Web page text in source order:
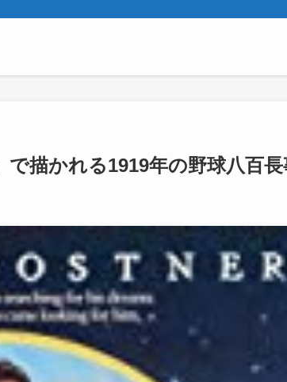
描かれる1919年の野球八百